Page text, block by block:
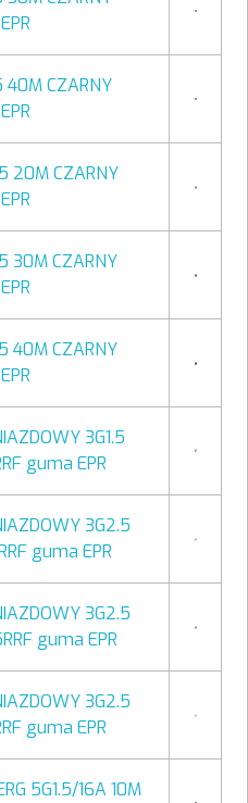
40M CZARNY
20M CZARNY
30M CZARNY
40M CZARNY
3G1.5
guma EPR
3G2.5
guma EPR
3G2.5
guma EPR
3G2.5
guma EPR
5G1.5/16A 10M